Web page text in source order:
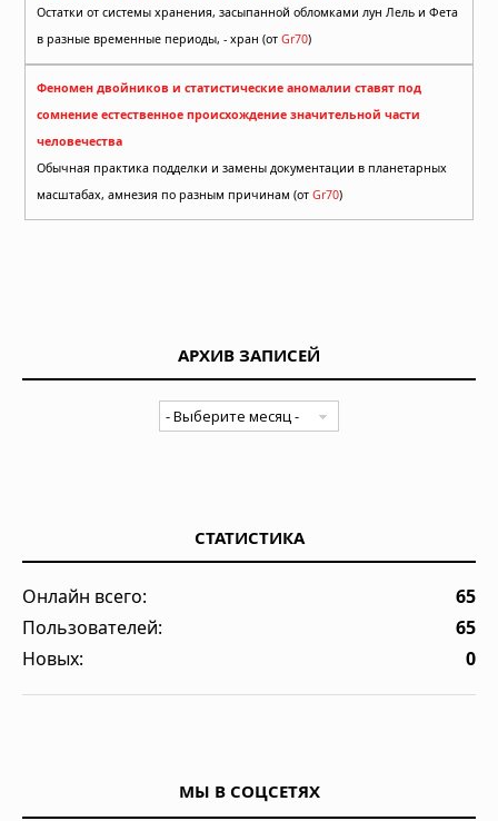
Остатки от системы хранения, засыпанной обломками лун Лель и Фета
в разные временные периоды, - хран (от Gr70)
Феномен двойников и статистические аномалии ставят под
сомнение естественное происхождение значительной части
человечества
Обычная практика подделки и замены документации в планетарных
масштабах, амнезия по разным причинам (от Gr70)
АРХИВ ЗАПИСЕЙ
СТАТИСТИКА
Онлайн всего:
65
Пользователей:
65
Новых:
0
МЫ В СОЦСЕТЯХ